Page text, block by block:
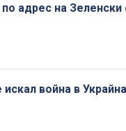
адрес на Зеленски
война в Украйна